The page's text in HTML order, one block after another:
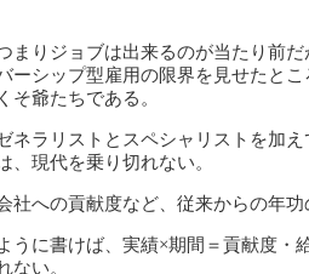
りジョブは出来るのが当たり前
ーシップ型雇用の限界を見せたと
爺たちである。
ラリストとスペシャリストを加
、現代を乗り切れない。
社への貢献度など、従来からの年
うに書けば、実績×期間＝貢献度
ない。